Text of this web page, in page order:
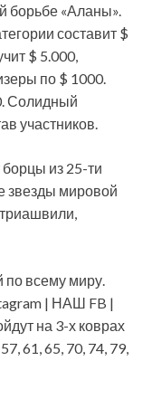
борьбе «Аланы».
составит $
$ 5.000,
по $ 1000.
Солидный
участников.
из 25-ти
звезды мировой
всему миру.
| НАШ FB |
на 3-х коврах
61, 65, 70, 74, 79,